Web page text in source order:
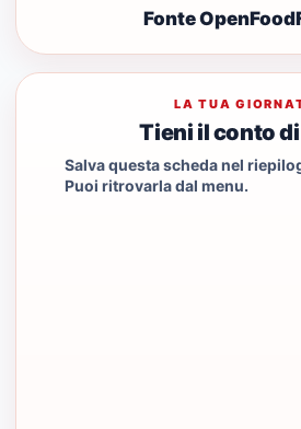
Fonte
LA TUA
Tieni il conto
Salva questa scheda nel
Puoi ritrovarla dal menu.